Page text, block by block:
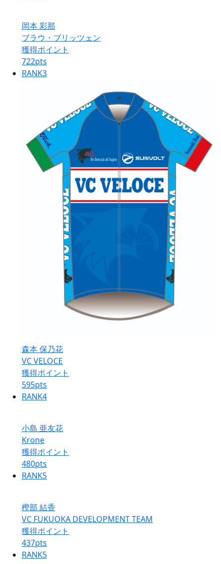
岡本 彩那
ブラウ・ブリッツェン
獲得ポイント
722pts
RANK3
森本 保乃花
VC VELOCE
獲得ポイント
595pts
RANK4
小島 亜友花
Krone
獲得ポイント
480pts
RANK5
樫部 結香
VC FUKUOKA DEVELOPMENT TEAM
獲得ポイント
437pts
RANK5